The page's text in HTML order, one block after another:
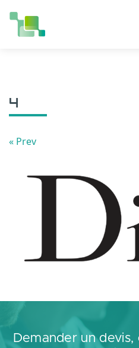
4
« Prev
Demander un devis,